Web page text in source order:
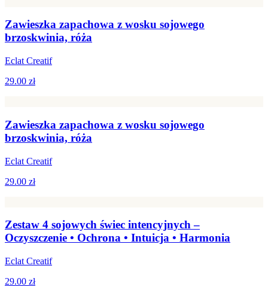
Zawieszka zapachowa z wosku sojowego
brzoskwinia, róża
Eclat Creatif
29.00 zł
Zawieszka zapachowa z wosku sojowego
brzoskwinia, róża
Eclat Creatif
29.00 zł
Zestaw 4 sojowych świec intencyjnych –
Oczyszczenie • Ochrona • Intuicja • Harmonia
Eclat Creatif
29.00 zł